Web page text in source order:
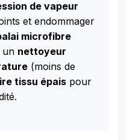
de vapeur
et endommager
microfibre
un nettoyeur
(moins de
tissu épais pour